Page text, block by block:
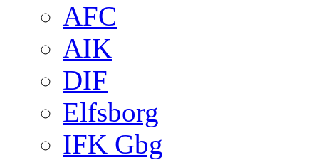
AFC
AIK
DIF
Elfsborg
IFK Gbg